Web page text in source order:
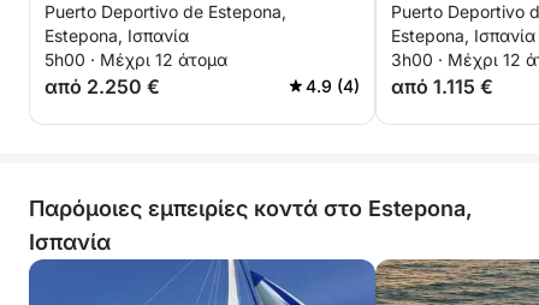
Puerto Deportivo de Estepona,
Estepona, Ισπανία
5h00 · Μέχρι 12 άτομα
από 2.250 € 4.9 (4)
Κρυστάλλου
Puerto Deportivo
Estepona, Ισπανία
3h00 · Μέχρι 12
από 1.115 €
Παρόμοιες εμπειρίες κοντά στο Estepona,
Ισπανία